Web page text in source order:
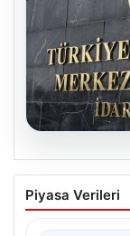
05.08.2026
Merkez
Piyasa Verileri